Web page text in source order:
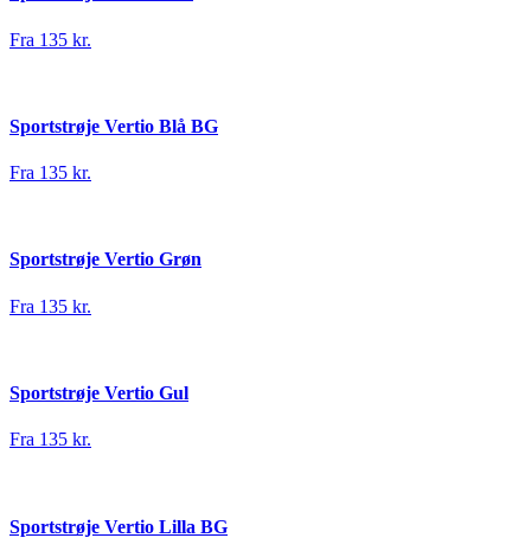
Fra 135 kr.
Sportstrøje Vertio Blå BG
Fra 135 kr.
Sportstrøje Vertio Grøn
Fra 135 kr.
Sportstrøje Vertio Gul
Fra 135 kr.
Sportstrøje Vertio Lilla BG